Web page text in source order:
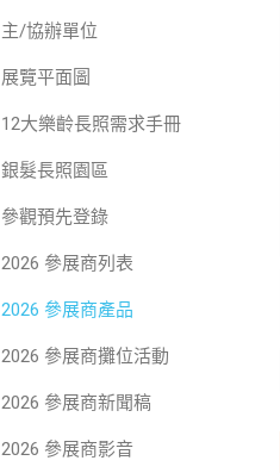
主/協辦單位
展覽平面圖
12大樂齡長照需求手冊
銀髮長照園區
參觀預先登錄
2026 參展商列表
2026 參展商產品
2026 參展商攤位活動
2026 參展商新聞稿
2026 參展商影音